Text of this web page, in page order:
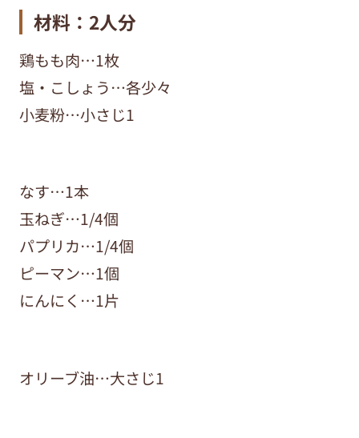
材料：2人分
鶏もも肉…1枚
塩・こしょう…各少々
小麦粉…小さじ1
なす…1本
玉ねぎ…1/4個
パプリカ…1/4個
ピーマン…1個
にんにく…1片
オリーブ油…大さじ1